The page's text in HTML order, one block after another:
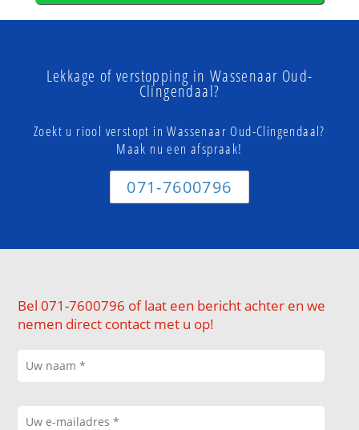
Lekkage of verstopping in Wassenaar Oud-
Clingendaal?
Zoekt u riool verstopt in Wassenaar Oud-Clingendaal?
Maak nu een afspraak!
071-7600796
Bel 071-7600796 of laat een bericht achter en we
nemen direct contact met u op!